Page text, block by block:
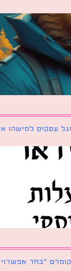
למישהו אחר?
אפשרויות״